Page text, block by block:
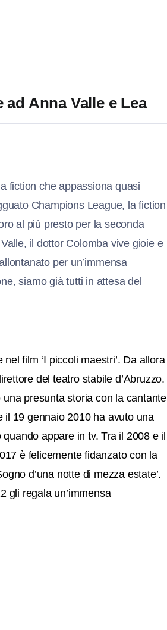
Anna Valle e Lea
fiction che appassiona quasi
Champions League, la fiction
al più presto per la seconda
il dottor Colomba vive gioie e
per un’immensa
siamo già tutti in attesa del
film ‘I piccoli maestri’. Da allora
del teatro stabile d’Abruzzo.
presunta storia con la cantante
il 19 gennaio 2010 ha avuto una
appare in tv. Tra il 2008 e il
è felicemente fidanzato con la
d’una notte di mezza estate’.
gli regala un’immensa